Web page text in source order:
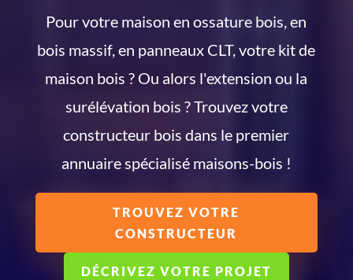
Pour votre maison en ossature bois, en
bois massif, en panneaux CLT, votre kit de
maison bois ? Ou alors l'extension ou la
surélévation bois ? Trouvez votre
constructeur bois dans le premier
annuaire spécialisé maisons-bois !
TROUVEZ VOTRE
CONSTRUCTEUR
DÉCRIVEZ VOTRE PROJET